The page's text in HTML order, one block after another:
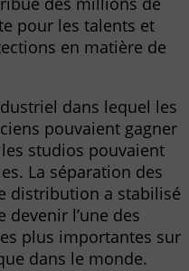
pour les talents et
en matière de
dans lequel les
pouvaient gagner
studios pouvaient
La séparation des
distribution a stabilisé
devenir l’une des
plus importantes sur
dans le monde.